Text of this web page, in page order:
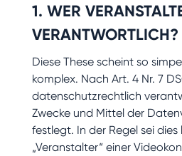
1. WER
VERANTWORTLICH?
Diese These scheint so
komplex. Nach Art. 4 Nr. 7
datenschutzrechtlich
Zwecke und Mittel der
festlegt. In der Regel sei dies
„Veranstalter“ einer